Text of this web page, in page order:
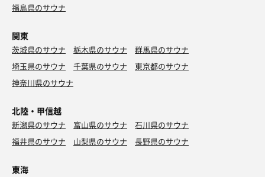
福島県のサウナ
関東
茨城県のサウナ 栃木県のサウナ
群馬県のサウナ
埼玉県のサウナ
千葉県のサウナ
東京都のサウナ
神奈川県のサウナ
北陸・甲信越
新潟県のサウナ 富山県のサウナ
石川県のサウナ
福井県のサウナ
山梨県のサウナ 長野県のサウナ
東海